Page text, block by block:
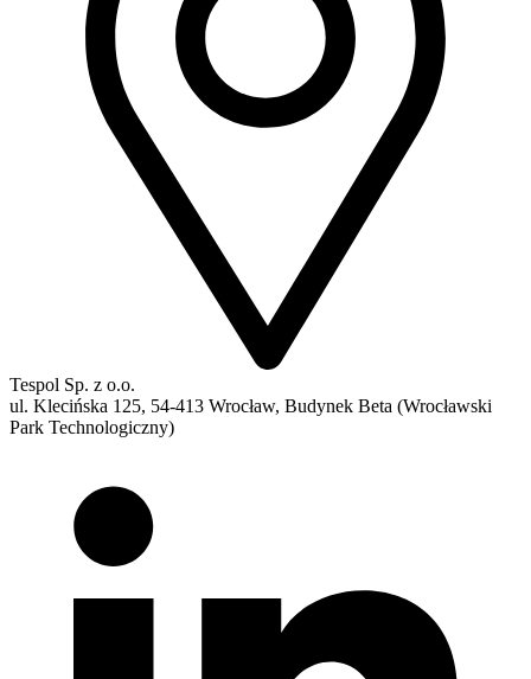
Tespol Sp. z o.o.
ul. Klecińska 125, 54-413 Wrocław, Budynek Beta (Wrocławski
Park Technologiczny)